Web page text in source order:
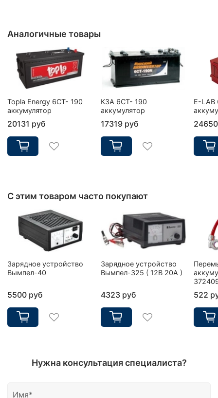
Аналогичные товары
Topla Energy 6CT- 190
аккумулятор
20131 руб
КЗА 6СТ- 190
аккумулятор
17319 руб
E-LAB
С этим товаром часто покупают
Зарядное устройство
Вымпел-40
5500 руб
Зарядное устройство
Вымпел-325 ( 12В 20А )
4323 руб 522
Нужна консультация специалиста?